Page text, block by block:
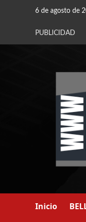
6 de agosto de
PUBLICIDAD
Inicio